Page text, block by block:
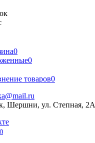
0
0
товаров0
Шершни, ул. Степная, 2А